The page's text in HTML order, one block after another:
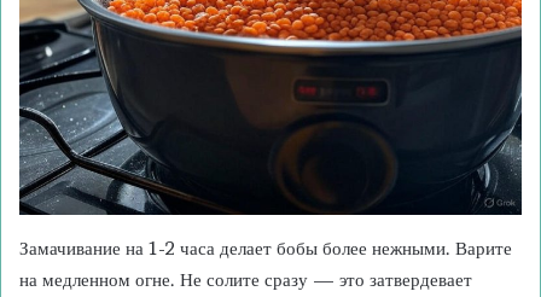
Замачивание на 1-2 часа делает бобы более нежными. Варите
на медленном огне. Не солите сразу — это затвердевает